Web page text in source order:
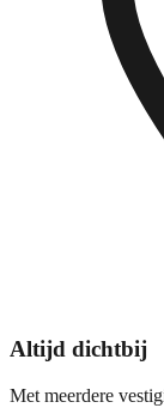
Altijd dichtbij
Met meerdere